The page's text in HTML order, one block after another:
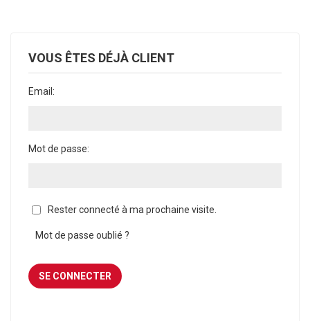
VOUS ÊTES DÉJÀ CLIENT
Email:
Mot de passe:
Rester connecté à ma prochaine visite.
Mot de passe oublié ?